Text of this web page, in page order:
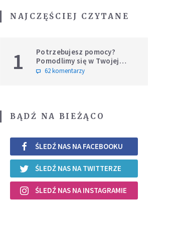
NAJCZĘŚCIEJ CZYTANE
1
Potrzebujesz pomocy?
Pomodlimy się w Twojej
intencji
62 komentarzy
BĄDŹ NA BIEŻĄCO
ŚLEDŹ NAS NA FACEBOOKU
ŚLEDŹ NAS NA TWITTERZE
ŚLEDŹ NAS NA INSTAGRAMIE